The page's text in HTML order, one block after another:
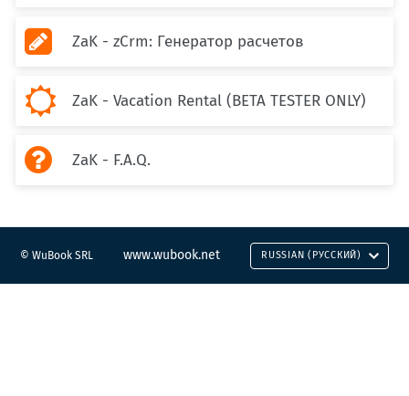
 ZaK - zCrm: Генератор расчетов
 ZaK - Vacation Rental (BETA TESTER ONLY)
 ZaK - F.A.Q.
© WuBook SRL www.wubook.net RUSSIAN (РУССКИЙ)